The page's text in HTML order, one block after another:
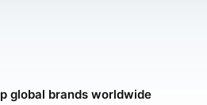
global brands worldwide